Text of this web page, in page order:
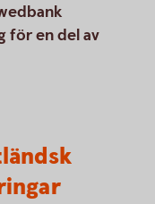
för en del av